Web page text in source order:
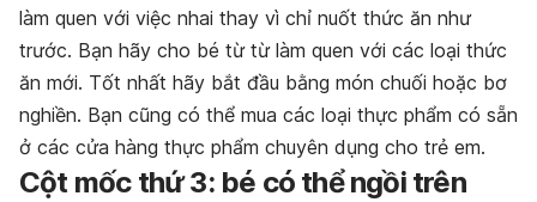
làm quen với việc nhai thay vì chỉ nuốt thức ăn như
trước. Bạn hãy cho bé từ từ làm quen với các loại thức
ăn mới. Tốt nhất hãy bắt đầu bằng món chuối hoặc bơ
nghiền. Bạn cũng có thể mua các loại thực phẩm có sẵn
ở các cửa hàng thực phẩm chuyên dụng cho trẻ em.
Cột mốc thứ 3: bé có thể ngồi trên